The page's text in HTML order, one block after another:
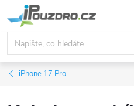
na
obsah
iPhone 17 Pro